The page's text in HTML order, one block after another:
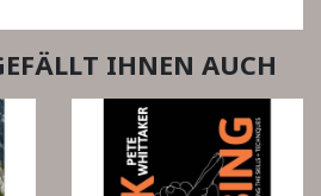
IHNEN AUCH